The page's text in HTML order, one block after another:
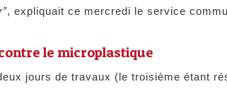
, expliquait ce mercredi le service
le microplastique
jours de travaux (le troisième étant